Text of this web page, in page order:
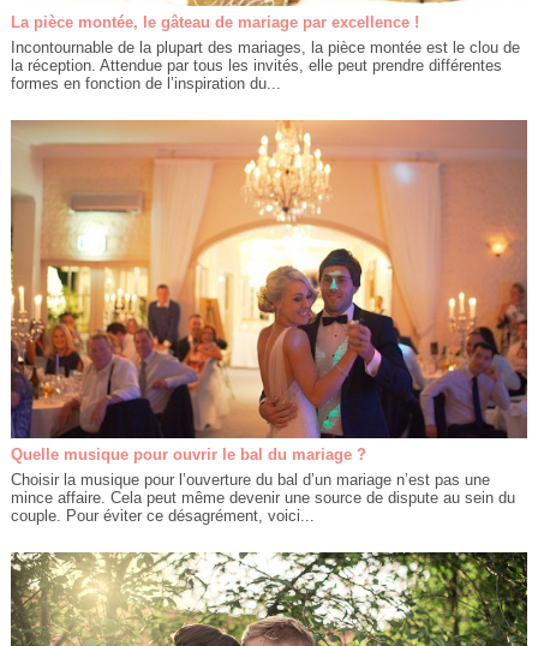
La pièce montée, le gâteau de mariage par excellence !
Incontournable de la plupart des mariages, la pièce montée est le clou de
la réception. Attendue par tous les invités, elle peut prendre différentes
formes en fonction de l’inspiration du...
Quelle musique pour ouvrir le bal du mariage ?
Choisir la musique pour l’ouverture du bal d’un mariage n’est pas une
mince affaire. Cela peut même devenir une source de dispute au sein du
couple. Pour éviter ce désagrément, voici...